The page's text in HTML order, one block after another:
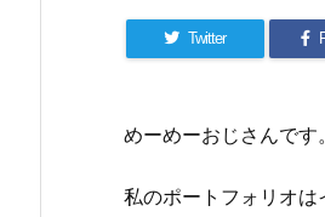
Twitter
めーめーおじさんです。
私のポートフォリオは